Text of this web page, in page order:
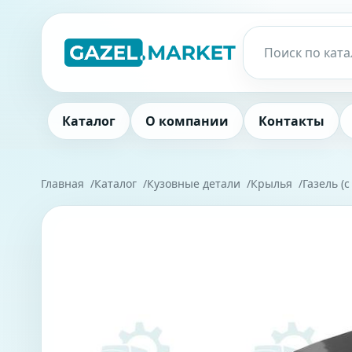
Каталог О компании Контакты
Главная Каталог Кузовные детали Крылья Газель